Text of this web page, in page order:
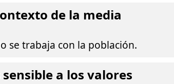
de la media
se trabaja con la población.
a los valores